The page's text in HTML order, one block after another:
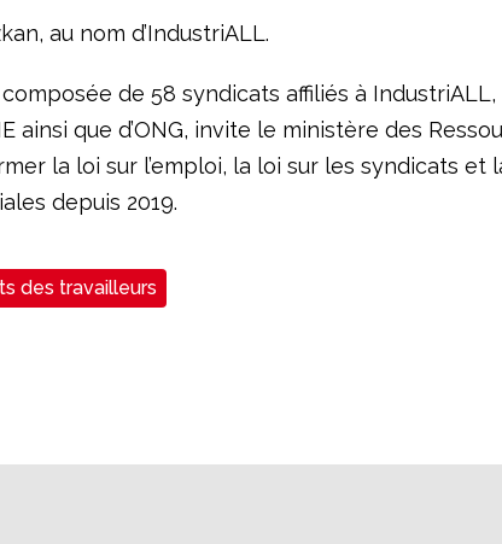
au nom d’IndustriALL.
de 58 syndicats affiliés à IndustriALL,
ainsi que d’ONG, invite le ministère des
la loi sur l’emploi, la loi sur les syndicats et
depuis 2019.
des travailleurs